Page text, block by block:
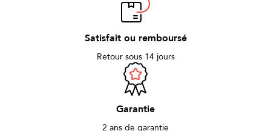
Satisfait ou remboursé
Retour sous 14 jours
Garantie
2 ans de garantie